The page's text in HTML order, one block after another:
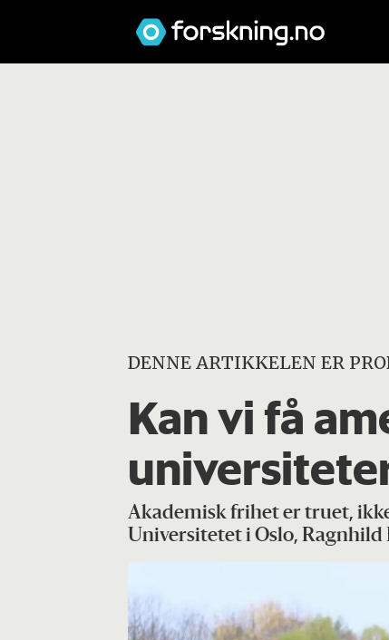
DENNE ARTIKKELEN ER
Kan vi få
Akademisk frihet er truet,
Universitetet i Oslo, Ragnhild